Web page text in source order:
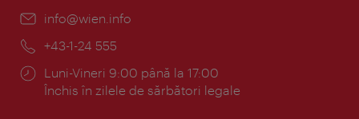
E-
info@wien.info
Telefon:
+43-1-24 555
Program:
Luni-Vineri 9:00 până la 17:00
Închis în zilele de sărbători legale